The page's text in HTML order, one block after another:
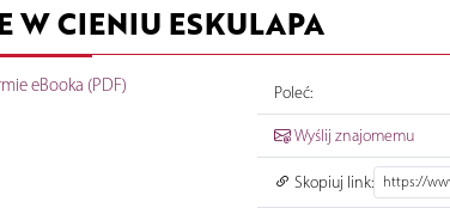
W CIENIU ESKULAPA
eBooka (PDF) Poleć:
Wyślij znajomemu
Skopiuj link: